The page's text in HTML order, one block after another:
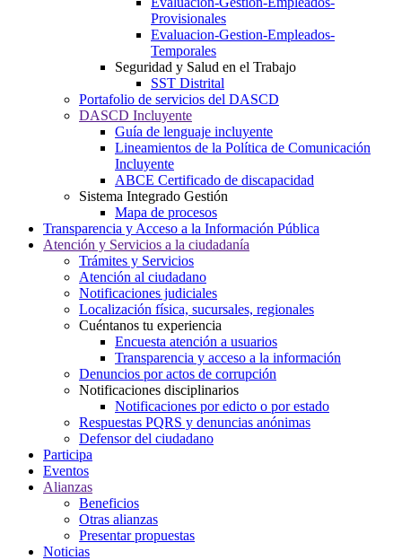
Provisionales
Evaluacion-Gestion-Empleados-
Temporales
Seguridad y Salud en el Trabajo
SST Distrital
Portafolio de servicios del DASCD
DASCD Incluyente
Guía de lenguaje incluyente
Lineamientos de la Política de Comunicación
Incluyente
ABCE Certificado de discapacidad
Sistema Integrado Gestión
Mapa de procesos
Transparencia y Acceso a la Información Pública
Atención y Servicios a la ciudadanía
Trámites y Servicios
Atención al ciudadano
Notificaciones judiciales
Localización física, sucursales, regionales
Cuéntanos tu experiencia
Encuesta atención a usuarios
Transparencia y acceso a la información
Denuncios por actos de corrupción
Notificaciones disciplinarios
Notificaciones por edicto o por estado
Respuestas PQRS y denuncias anónimas
Defensor del ciudadano
Participa
Eventos
Alianzas
Beneficios
Otras alianzas
Presentar propuestas
Noticias